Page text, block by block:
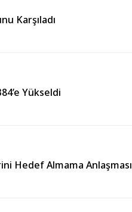
Karşıladı
Yükseldi
Hedef Almama Anlaşması